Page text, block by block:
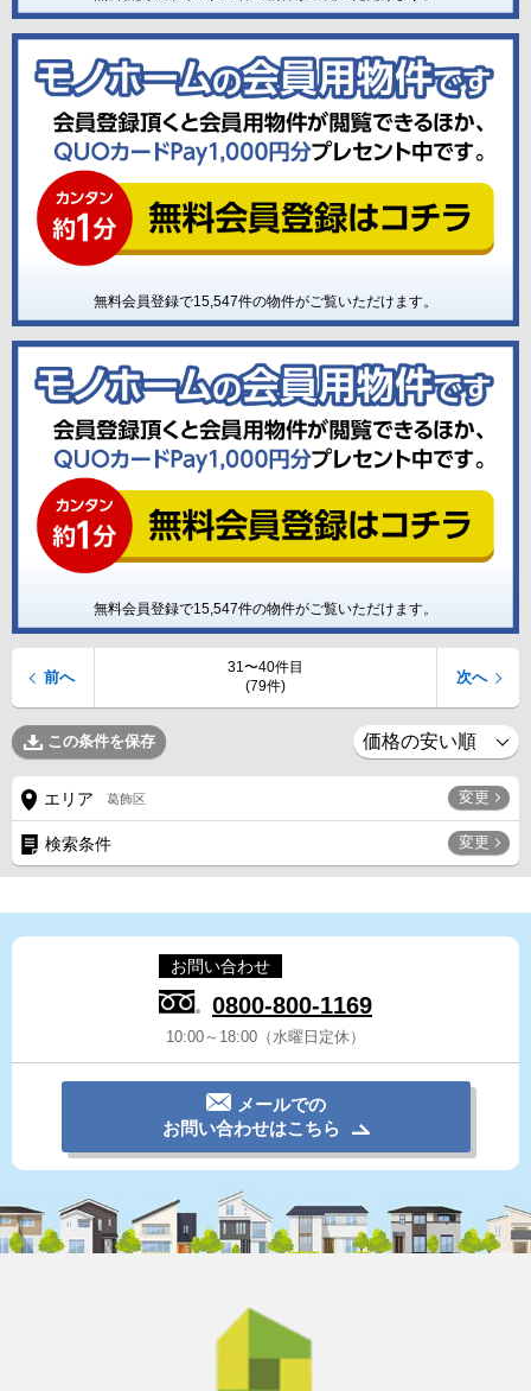
無料会員登録で15,547件の物件がご覧いただけます。
無料会員登録で15,547件の物件がご覧いただけます。
31〜40件目
(79件)
前へ 次へ
この条件を保存
エリア 葛飾区 変更
検索条件 変更
お問い合わせ
0800-800-1169
10:00～18:00（水曜日定休）
メールでの
お問い合わせはこちら